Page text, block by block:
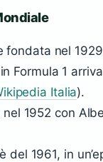
fondata nel
Formula 1
Italia).
1952 con
del 1961, in